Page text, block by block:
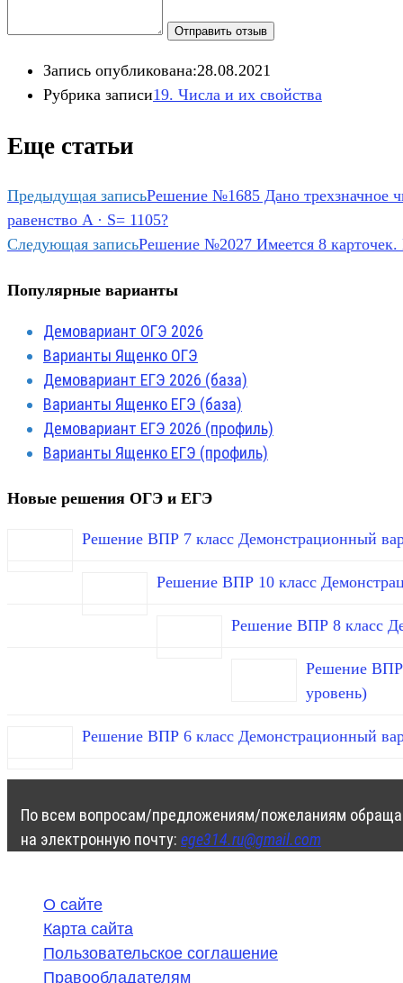
Отправить отзыв
Запись опубликована:28.08.2021
Рубрика записи19. Числа и их свойства
Еще статьи
Предыдущая записьРешение №1685 Дано трехзначное
равенство A · S= 1105?
Следующая записьРешение №2027 Имеется 8
Популярные варианты
Демовариант ОГЭ 2026
Варианты Ященко ОГЭ
Демовариант ЕГЭ 2026 (база)
Варианты Ященко ЕГЭ (база)
Демовариант ЕГЭ 2026 (профиль)
Варианты Ященко ЕГЭ (профиль)
Новые решения ОГЭ и ЕГЭ
Решение ВПР 7 класс Демонстрационный
Решение ВПР 10 класс
Решение ВПР 8 класс
Решение ВПР
уровень)
Решение ВПР 6 класс Демонстрационный
По всем вопросам/предложениям/пожеланиям
на электронную почту: ege314.ru@gmail.com
О сайте
Карта сайта
Пользовательское соглашение
Правообладателям